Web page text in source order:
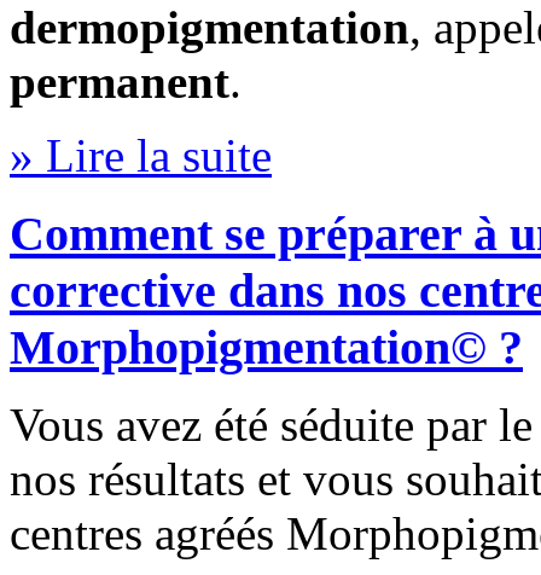
dermopigmentation,
permanent.
» Lire la suite
Comment se préparer à
corrective dans nos
Morphopigmentation© ?
Vous avez été séduite par
nos résultats et vous
centres agréés